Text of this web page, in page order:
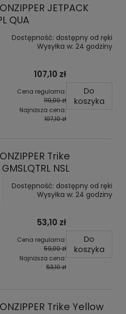
JETPACK
QUA
Dostępność: dostępny od ręki
Wysyłka w: 24 godziny
107,10 zł
Cena regularna:
119,00 zł
Najniższa cena:
107,10 zł
Do
koszyka
Trike
NSL
Dostępność: dostępny od ręki
Wysyłka w: 24 godziny
53,10 zł
Cena regularna:
59,00 zł
Najniższa cena:
53,10 zł
Do
koszyka
Trike Yellow